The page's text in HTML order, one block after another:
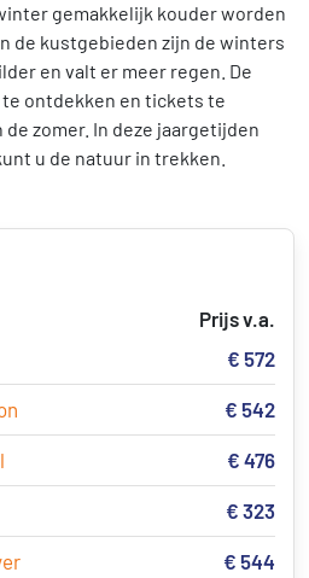
gemakkelijk kouder worden
de kustgebieden zijn de winters
en valt er meer regen. De
ontdekken en tickets te
zomer. In deze jaargetijden
u de natuur in trekken.
Prijs v.a.
€ 572
€ 542
€ 476
€ 323
€ 544